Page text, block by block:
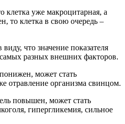
клетка уже макроцитарная, а
то клетка в свою очередь –
что значение показателя
разных внешних факторов.
может стать
отравление организма свинцом.
повышен, может стать
гипергликемия, сильное